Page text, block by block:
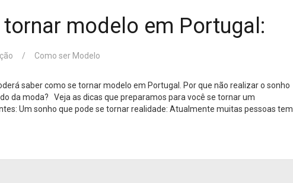
modelo em Portugal:
Como ser Modelo
saber como se tornar modelo em Portugal. Por que não realizar o sonho
da moda? Veja as dicas que preparamos para você se tornar um
Um sonho que pode se tornar realidade: Atualmente muitas pessoas tem